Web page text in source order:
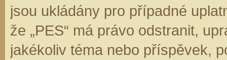
jsou ukládány pro případné
že „PES“ má právo odstranit,
jakékoliv téma nebo příspěvek,